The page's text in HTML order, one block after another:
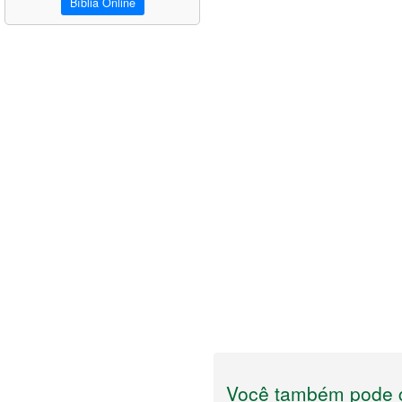
Você também pode